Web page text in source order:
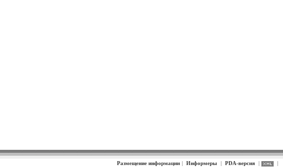
Размещение информации | Информеры | PDA-версия | |